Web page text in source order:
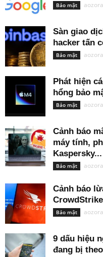
Bảo mật aozora
Sàn giao
hacker tấn
Bảo mật aozora
Phát hiện
hổng bảo
Bảo mật aozora
Cảnh báo
máy tính,
Kaspersky...
Bảo mật aozora
Cảnh báo
Bảo mật aozora
9 dấu hiệu
đang bị